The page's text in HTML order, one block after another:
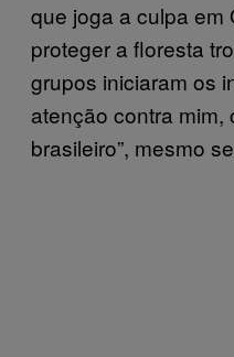
que joga a culpa em
proteger a floresta
grupos iniciaram os
atenção contra mim,
brasileiro”, mesmo